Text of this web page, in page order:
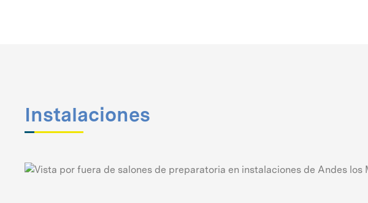
Instalaciones